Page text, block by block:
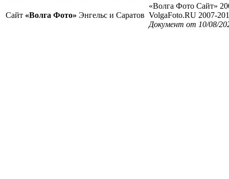
Сайт «Волга Фото» Энгельс и Саратов
«Волга Фото Сайт»
VolgaFoto.RU 2007-
Документ от 10/08/